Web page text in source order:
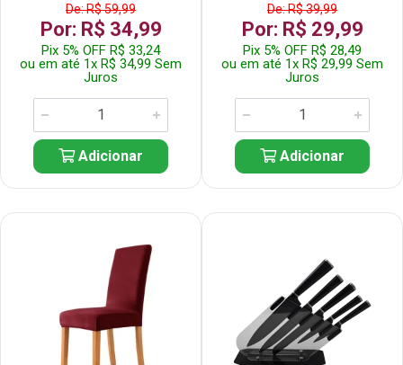
De: R$ 59,99
Por: R$ 34,99
Pix 5% OFF R$ 33,24
ou em até 1x R$ 34,99 Sem
Juros
Adicionar
De: R$ 39,99
Por: R$ 29,99
Pix 5% OFF R$ 28,49
ou em até 1x R$ 29,99 Sem
Juros
Adicionar